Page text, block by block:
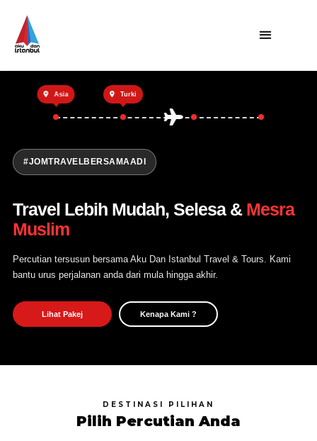
Utama
Private Trip
Open Trip
Tentang Kami
Hubungi Kami
Asia Turki
#JOMTRAVELBERSAMAADI
Travel Lebih Mudah, Selesa & Mesra
Muslim
Percutian tersusun bersama Aku Dan Istanbul Travel & Tours. Kami
bantu urus perjalanan anda dari mula hingga akhir.
Lihat Pakej Kenapa Kami ?
DESTINASI PILIHAN
Pilih Percutian Anda